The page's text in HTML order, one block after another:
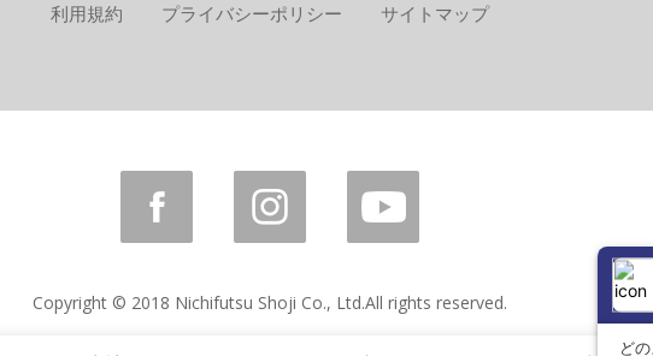
利用規約 プライバシーポリシー サイトマップ
Copyright © 2018 Nichifutsu Shoji Co., Ltd.All rights reserved.